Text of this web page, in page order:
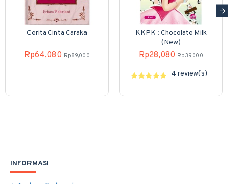
Cerita Cinta Caraka
Rp64,080 Rp89,000
KKPK : Chocolate Milk
(New)
Rp28,080 Rp39,000
4 review(s)
INFORMASI